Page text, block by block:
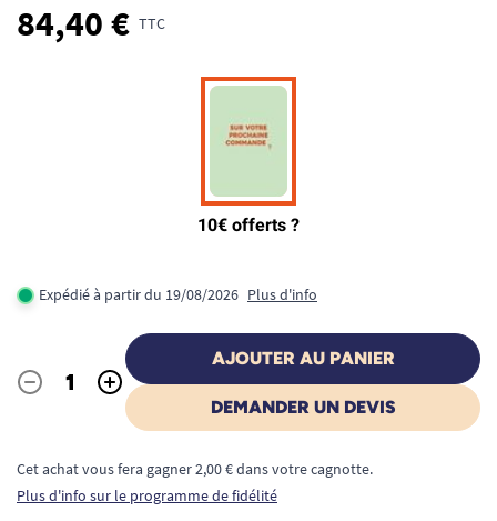
84,40 € TTC
Expédié à partir du 19/08/2026 Plus d'info
Quantité
- +
AJOUTER AU PANIER
DEMANDER UN DEVIS
Cet achat vous fera gagner 2,00 € dans votre cagnotte.
Plus d'info sur le programme de fidélité